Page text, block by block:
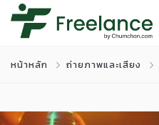
หน้าหลัก ถ่ายภาพและเสียง